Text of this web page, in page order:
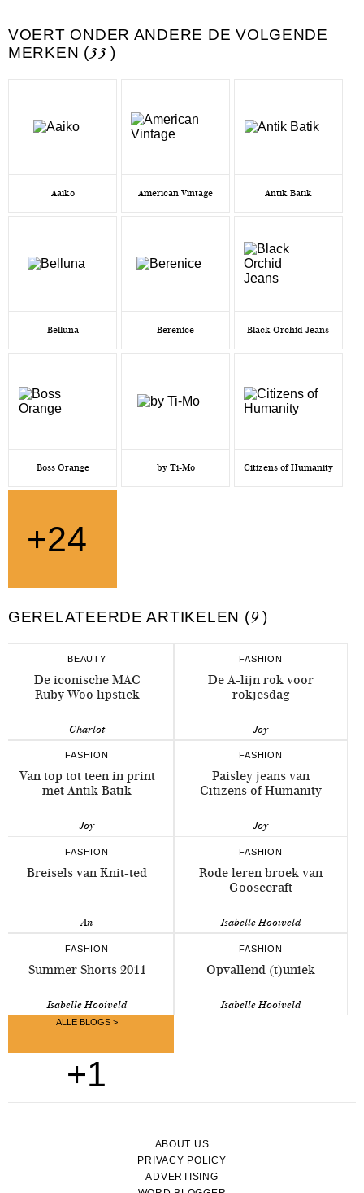
VOERT ONDER ANDERE DE VOLGENDE
MERKEN (33 )
Aaiko American Vintage Antik Batik
Belluna Berenice Black Orchid Jeans
Boss Orange by Ti-Mo Citizens of Humanity
+24
GERELATEERDE ARTIKELEN (9 )
BEAUTY
De iconische MAC
Ruby Woo lipstick
Charlot
FASHION
De A-lijn rok voor
rokjesdag
Joy
FASHION
Van top tot teen in print
met Antik Batik
Joy
FASHION
Paisley jeans van
Citizens of Humanity
Joy
FASHION
Breisels van Knit-ted
An
FASHION
Rode leren broek van
Goosecraft
Isabelle Hooiveld
FASHION
Summer Shorts 2011
Isabelle Hooiveld
FASHION
Opvallend (t)uniek
Isabelle Hooiveld
+1
ALLE BLOGS >
ABOUT US
PRIVACY POLICY
ADVERTISING